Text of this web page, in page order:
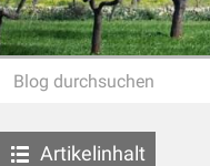
Artikelinhalt